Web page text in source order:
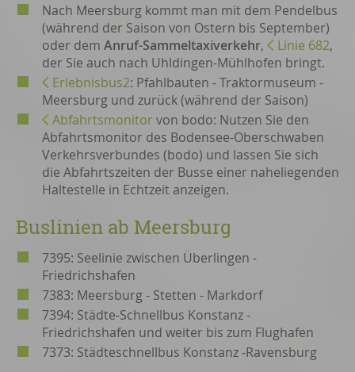
Nach Meersburg kommt man mit dem Pendelbus
(während der Saison von Ostern bis September)
oder dem Anruf-Sammeltaxiverkehr, Linie 682,
der Sie auch nach Uhldingen-Mühlhofen bringt.
Erlebnisbus2: Pfahlbauten - Traktormuseum -
Meersburg und zurück (während der Saison)
Abfahrtsmonitorvon bodo: Nutzen Sie den
Abfahrtsmonitor des Bodensee-Oberschwaben
Verkehrsverbundes (bodo) und lassen Sie sich
die Abfahrtszeiten der Busse einer naheliegenden
Haltestelle in Echtzeit anzeigen.
Buslinien ab Meersburg
7395: Seelinie zwischen Überlingen -
Friedrichshafen
7383: Meersburg - Stetten - Markdorf
7394: Städte-Schnellbus Konstanz -
Friedrichshafen und weiter bis zum Flughafen
7373: Städteschnellbus Konstanz -Ravensburg